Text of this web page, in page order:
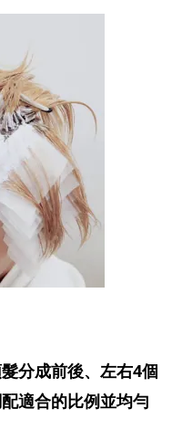
分成前後、左右4個
適合的比例並均勻